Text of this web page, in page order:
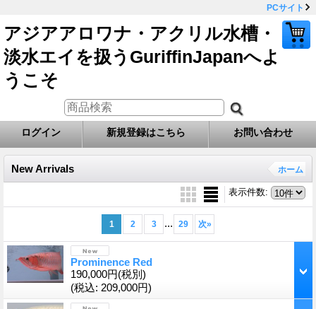
PCサイト
アジアアロワナ・アクリル水槽・
淡水エイを扱うGuriffinJapanへよ
うこそ
ログイン 新規登録はこちら お問い合わせ
New Arrivals ホーム
表示件数:
1 2 3 ... 29 次»
Prominence Red
190,000円(税別)
(税込: 209,000円)